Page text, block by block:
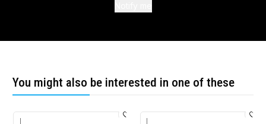
You might also be interested in one of these